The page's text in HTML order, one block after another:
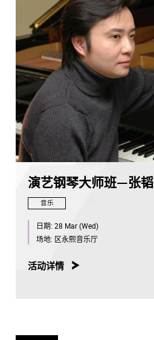
演艺钢琴大师班—张韬
音乐
日期: 28 Mar (Wed)
场地: 区永熙音乐厅
活动详情